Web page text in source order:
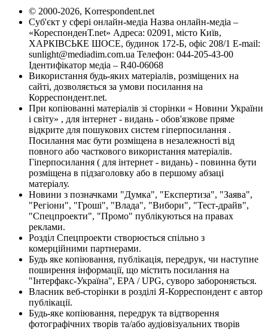
© 2000-2026, Korrespondent.net
Суб'єкт у сфері онлайн-медіа Назва онлайн-медіа –
«КореспонденТ.net» Адреса: 02091, місто Київ,
ХАРКІВСЬКЕ ШОСЕ, будинок 172-Б, офіс 208/1 E-mail:
sunlight@mediadim.com.ua Телефон: 044-205-43-00
Ідентифікатор медіа – R40-06068
Використання будь-яких матеріалів, розміщених на
сайті, дозволяється за умови посилання на
Корреспондент.net.
При копіюванні матеріалів зі сторінки « Новини України
і світу» , для інтернет - видань - обов'язкове пряме
відкрите для пошукових систем гіперпосилання .
Посилання має бути розміщена в незалежності від
повного або часткового використання матеріалів.
Гіперпосилання ( для інтернет - видань) - повинна бути
розміщена в підзаголовку або в першому абзаці
матеріалу.
Новини з позначками "Думка", "Експертиза", "Заява",
"Регіони", "Гроші", "Влада", "Вибори", "Тест-драйв",
"Спецпроекти", "Промо" публікуються на правах
реклами.
Розділ Спецпроекти створюється спільно з
комерційними партнерами.
Будь яке копіювання, публікація, передрук, чи наступне
поширення інформації, що містить посилання на
"Інтерфакс-Україна", EPA / UPG, суворо забороняється.
Власник веб-сторінки в розділі Я-Корреспондент є автор
публікації.
Будь-яке копіювання, передрук та відтворення
фотографічних творів та/або аудіовізуальних творів